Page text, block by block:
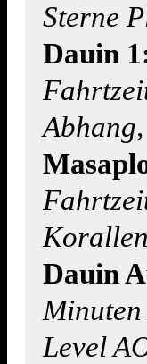
Sterne
Dauin
Dauin
Level